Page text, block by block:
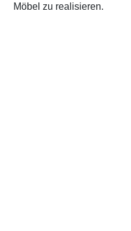
Möbel zu realisieren.